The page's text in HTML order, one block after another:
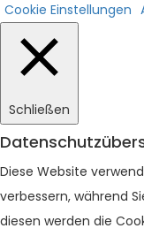
Cookie Einstellungen
Schließen
Diese Website
verbessern, während
diesen werden die